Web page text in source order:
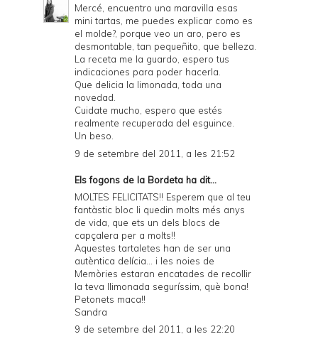
D
F
Mercé, encuentro una maravilla esas
mini tartas, me puedes explicar como es
el molde?, porque veo un aro, pero es
desmontable, tan pequeñito, que belleza.
La receta me la guardo, espero tus
indicaciones para poder hacerla.
Que delicia la limonada, toda una
novedad.
Cuidate mucho, espero que estés
realmente recuperada del esguince.
Un beso.
9 de setembre del 2011, a les 21:52
Els fogons de la Bordeta ha dit...
MOLTES FELICITATS!! Esperem que al teu
fantàstic bloc li quedin molts més anys
de vida, que ets un dels blocs de
capçalera per a molts!!
Aquestes tartaletes han de ser una
autèntica delícia... i les noies de
Memòries estaran encatades de recollir
la teva llimonada seguríssim, què bona!
Petonets maca!!
Sandra
9 de setembre del 2011, a les 22:20